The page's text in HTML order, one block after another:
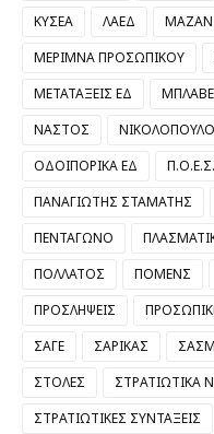
ΚΥΣΕΑ
ΛΑΕΔ
ΜΕΡΙΜΝΑ ΠΡΟΣΩΠΙΚΟΥ
ΜΕΤΑΤΑΞΕΙΣ ΕΔ
ΝΑΣΤΟΣ
ΟΔΟΙΠΟΡΙΚΑ ΕΔ
Π.Ο.Ε.Σ.
ΠΑΝΑΓΙΩΤΗΣ ΣΤΑΜΑΤΗΣ
ΠΕΝΤΑΓΩΝΟ
ΠΟΛΛΑΤΟΣ
ΠΟΜΕΝΣ
ΠΡΟΣΛΗΨΕΙΣ
ΣΑΓΕ
ΣΑΡΙΚΑΣ
ΣΤΟΛΕΣ
ΣΤΡΑΤΙΩΤΙΚΑ
ΣΤΡΑΤΙΩΤΙΚΕΣ ΣΥΝΤΑΞΕΙΣ